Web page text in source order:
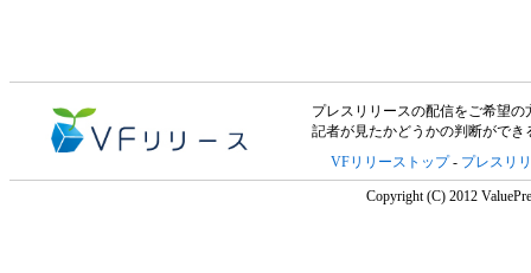
プレスリリースの配信をご希望の
記者が見たかどうかの判断がで
VFリリーストップ- プレスリ
Copyright (C) 2012